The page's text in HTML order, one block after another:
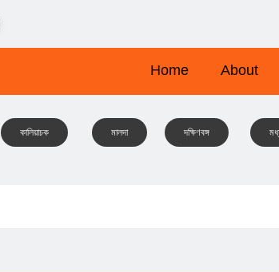
Home About
মালদা দক্ষিণবঙ্গ
কালিয়াচক